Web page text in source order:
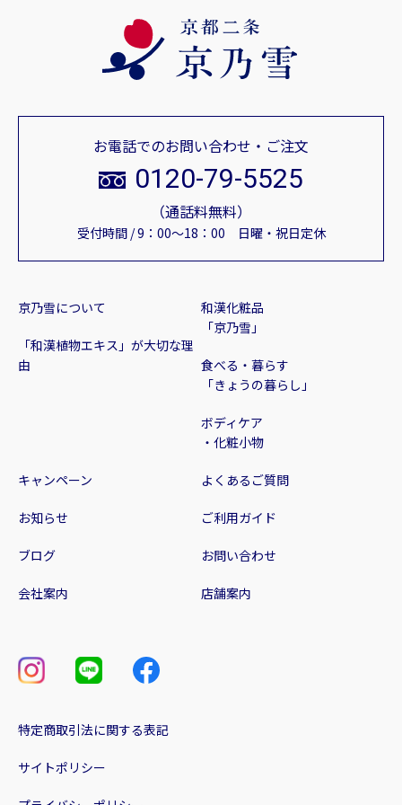
京乃雪について
「和漢植物エキス」が大切な理
由
和漢化粧品
「京乃雪」
食べる・暮らす
「きょうの暮らし」
ボディケア
・化粧小物
キャンペーン
お知らせ
ブログ
会社案内 店舗案内
よくあるご質問
ご利用ガイド
お問い合わせ
お電話でのお問い合わせ・ご注文
0120-79-5525
（通話料無料）
受付時間 / 9：00～18：00 日曜・祝日定休
特定商取引法に関する表記
サイトポリシー